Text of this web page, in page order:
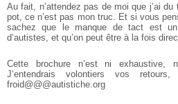
Au fait, n’attendez pas de moi que j’ai
pot, ce n’est pas mon truc. Et si vous
sachez que le manque de tact est
d’autistes, et qu’on peut être à la fois
Cette brochure n’est ni exhaustive,
J’entendrais volontiers vos
froid@@@autistiche.org